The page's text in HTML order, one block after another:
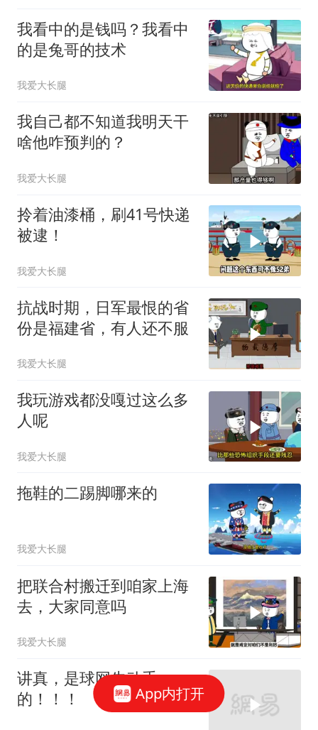
我看中的是钱吗？我看中
的是兔哥的技术
我爱大长腿
我自己都不知道我明天干
啥他咋预判的？
我爱大长腿
拎着油漆桶，刷41号快递
被逮！
我爱大长腿
抗战时期，日军最恨的省
份是福建省，有人还不服
我爱大长腿
我玩游戏都没嘎过这么多
人呢
我爱大长腿
拖鞋的二踢脚哪来的
我爱大长腿
把联合村搬迁到咱家上海
去，大家同意吗
我爱大长腿
讲真，是球网先动手
的！！！
App内打开